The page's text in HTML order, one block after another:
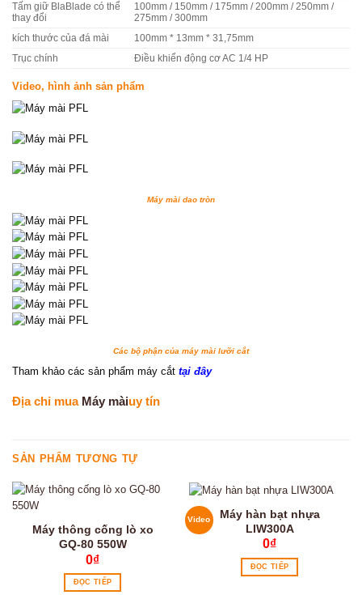
Tấm giữ BlaBlade có thể
thay đổi
100mm / 150mm / 175mm / 200mm / 250mm /
275mm / 300mm
kích thước của đá mài 100mm * 13mm * 31,75mm
Trục chính Điều khiển động cơ AC 1/4 HP
Video, hình ảnh sản phẩm
Máy mài dao tròn
Các bộ phận của máy mài lưỡi cắt
Tham khảo các sản phẩm máy cắt tại đây
Địa chỉ mua Máy màiuy tín
SẢN PHẨM TƯƠNG TỰ
Máy thông cống lò xo
GQ-80 550W
0₫
ĐỌC TIẾP
Video
Máy hàn bạt nhựa
LIW300A
0₫
ĐỌC TIẾP